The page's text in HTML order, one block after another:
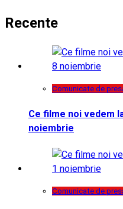
Recente
Comunicate de
Ce filme noi vedem
noiembrie
Comunicate de